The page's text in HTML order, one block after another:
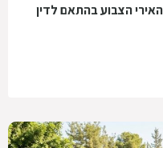
הצבוע בהתאם לדין